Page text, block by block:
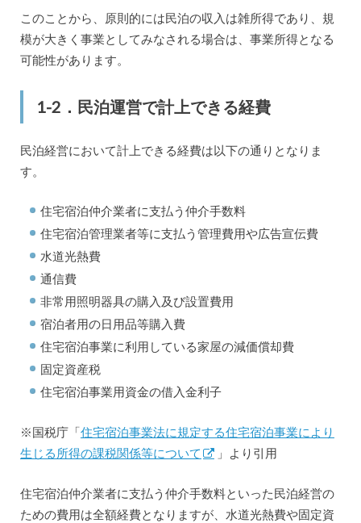
このことから、原則的には民泊の収入は雑所得であり、規
模が大きく事業としてみなされる場合は、事業所得となる
可能性があります。
1-2．民泊運営で計上できる経費
民泊経営において計上できる経費は以下の通りとなりま
す。
住宅宿泊仲介業者に支払う仲介手数料
住宅宿泊管理業者等に支払う管理費用や広告宣伝費
水道光熱費
通信費
非常用照明器具の購入及び設置費用
宿泊者用の日用品等購入費
住宅宿泊事業に利用している家屋の減価償却費
固定資産税
住宅宿泊事業用資金の借入金利子
※国税庁「住宅宿泊事業法に規定する住宅宿泊事業により
生じる所得の課税関係等について
」より引用
住宅宿泊仲介業者に支払う仲介手数料といった民泊経営の
ための費用は全額経費となりますが、水道光熱費や固定資